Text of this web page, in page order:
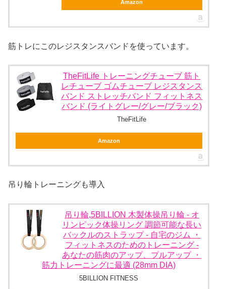
Amazon
筋トレにこのレジスタンスバンドを使っています。
TheFitLife トレーニングチューブ 筋ト
レチューブ ゴムチューブ レジスタンス
バンド ストレッチバンド フィットネス
バンド (ライトグレー/グレー/ブラック)
TheFitLife
Amazon
吊り輪トレーニングも導入
吊り輪,5BILLION 木製体操吊り輪 - オ
リンピック体操リング 調節可能な長い
バックルのストラップ - 自宅のジム ・
フィットネスのためのトレーニング -
あなたの筋肉のアップ、プルアップ ・
筋力トレーニングに最適 (28mm DIA)
5BILLION FITNESS